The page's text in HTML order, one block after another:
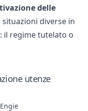
delle
situazioni diverse in
il regime tutelato o
utenze